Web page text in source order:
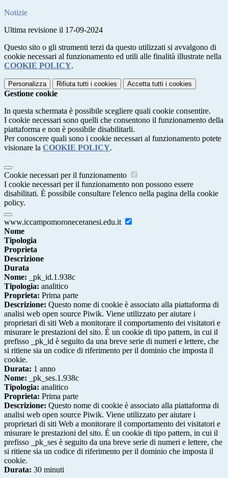
Notizie
Ultima revisione il 17-09-2024
Questo sito o gli strumenti terzi da questo utilizzati si avvalgono di
cookie necessari al funzionamento ed utili alle finalità illustrate nella
COOKIE POLICY.
Personalizza Rifiuta tutti i cookies Accetta tutti i cookies
Gestione cookie
In questa schermata è possibile scegliere quali cookie consentire.
I cookie necessari sono quelli che consentono il funzionamento della
piattaforma e non è possibile disabilitarli.
Per conoscere quali sono i cookie necessari al funzionamento potete
visionare la COOKIE POLICY.
Cookie necessari per il funzionamento
I cookie necessari per il funzionamento non possono essere
disabilitati. È possibile consultare l'elenco nella pagina della cookie
policy.
www.iccampomoroneceranesi.edu.it
Nome
Tipologia
Proprieta
Descrizione
Durata
Nome: _pk_id.1.938c
Tipologia: analitico
Proprieta: Prima parte
Descrizione: Questo nome di cookie è associato alla piattaforma di
analisi web open source Piwik. Viene utilizzato per aiutare i
proprietari di siti Web a monitorare il comportamento dei visitatori e
misurare le prestazioni del sito. È un cookie di tipo pattern, in cui il
prefisso _pk_id è seguito da una breve serie di numeri e lettere, che
si ritiene sia un codice di riferimento per il dominio che imposta il
cookie.
Durata: 1 anno
Nome: _pk_ses.1.938c
Tipologia: analitico
Proprieta: Prima parte
Descrizione: Questo nome di cookie è associato alla piattaforma di
analisi web open source Piwik. Viene utilizzato per aiutare i
proprietari di siti Web a monitorare il comportamento dei visitatori e
misurare le prestazioni del sito. È un cookie di tipo pattern, in cui il
prefisso _pk_ses è seguito da una breve serie di numeri e lettere, che
si ritiene sia un codice di riferimento per il dominio che imposta il
cookie.
Durata: 30 minuti